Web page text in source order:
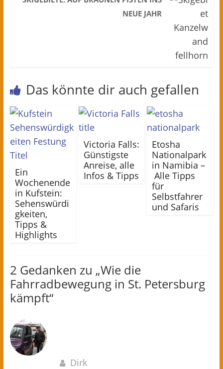
NEUE JAHR
Das könnte dir auch gefallen
Ein
Wochenende
in Kufstein:
Sehenswürdi
gkeiten,
Tipps &
Highlights
Victoria Falls:
Günstigste
Anreise, alle
Infos & Tipps
Etosha
Nationalpark
in Namibia –
Alle Tipps
für
Selbstfahrer
und Safaris
2 Gedanken zu „Wie die
Fahrradbewegung in St. Petersburg
kämpft“
Dirk